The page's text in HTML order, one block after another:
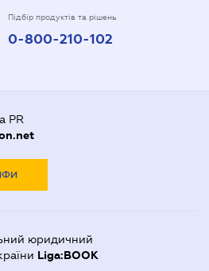
Підбір продуктів та рішень
0-800-210-102
PR
юридичний
Liga:BOOK